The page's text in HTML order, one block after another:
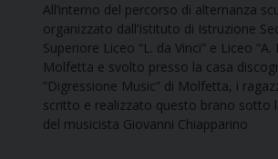
All’interno del percorso di alternanza
organizzato dall’Istituto di Istruzione
Superiore Liceo “L. da Vinci” e Liceo “A.
Molfetta e svolto presso la casa
“Digressione Music” di Molfetta, i
scritto e realizzato questo brano sotto
del musicista Giovanni Chiapparino